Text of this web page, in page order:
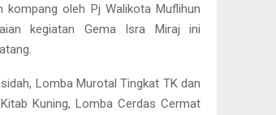
kompang oleh Pj Walikota Muflihun
kegiatan Gema Isra Miraj ini
Lomba Murotal Tingkat TK dan
Kuning, Lomba Cerdas Cermat